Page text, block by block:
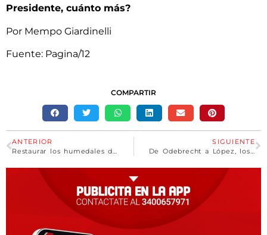
Presidente, cuánto más?
Por Mempo Giardinelli
Fuente: Pagina/12
COMPARTIR
ANTERIOR
Restaurar los humedales del río Paraná tras los incendios llevará más de 300 años, según científicos
SIGUIENTE
De Odebrecht a López, los negocios con la obra pública de Nicky Caputo que la Justicia nunca investigó